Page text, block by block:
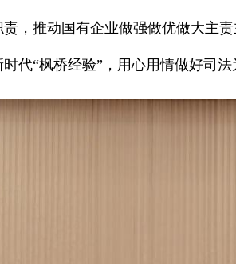
，推动国有企业做强做优做大主
代“枫桥经验”，用心用情做好司法